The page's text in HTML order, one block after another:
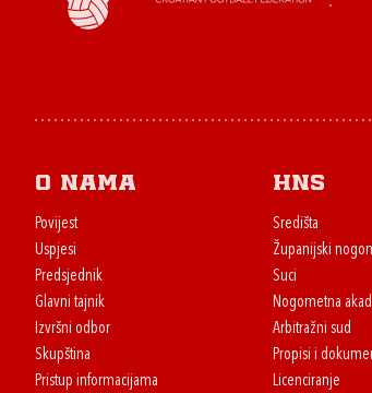
O nama
Povijest
Uspjesi
Predsjednik
Glavni tajnik
Izvršni odbor
Skupština
Pristup informacijama
HNS
Središta
Županijski
Suci
Nogometna
Arbitražni sud
Propisi i
Licenciranje